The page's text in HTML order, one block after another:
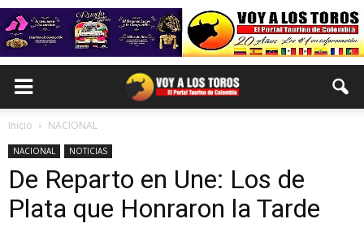
Inicio NACIONAL
NACIONAL NOTICIAS
De Reparto en Une: Los de
Plata que Honraron la Tarde